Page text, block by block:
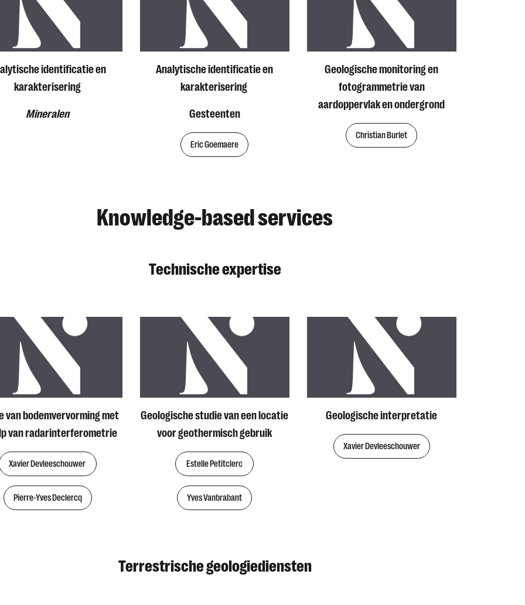
identificatie en
karakterisering
Mineralen
Analytische identificatie en
karakterisering
Gesteenten
Eric Goemaere
Geologische monitoring en
fotogrammetrie van
aardoppervlak en ondergrond
Christian Burlet
Knowledge-based services
Technische expertise
van bodemvervorming met
van radarinterferometrie
Xavier Devleeschouwer
Pierre-Yves Declercq
Geologische studie van een locatie
voor geothermisch gebruik
Estelle Petitclerc
Yves Vanbrabant
Geologische interpretatie
Xavier Devleeschouwer
Terrestrische geologiediensten